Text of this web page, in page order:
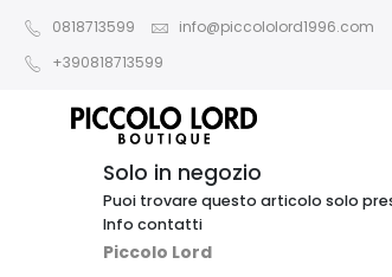
0818713599
info@piccololord1996.com
+390818713599
Solo in negozio
Puoi trovare questo articolo solo
Info contatti
Piccolo Lord